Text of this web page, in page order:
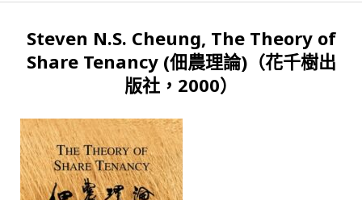
Steven N.S. Cheung, The Theory of
Share Tenancy (佃農理論)（花千樹出
版社，2000）